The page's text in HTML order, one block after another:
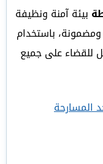
بيئة آمنة ونظيفة
باستخدام
للقضاء على جميع
المسارحة